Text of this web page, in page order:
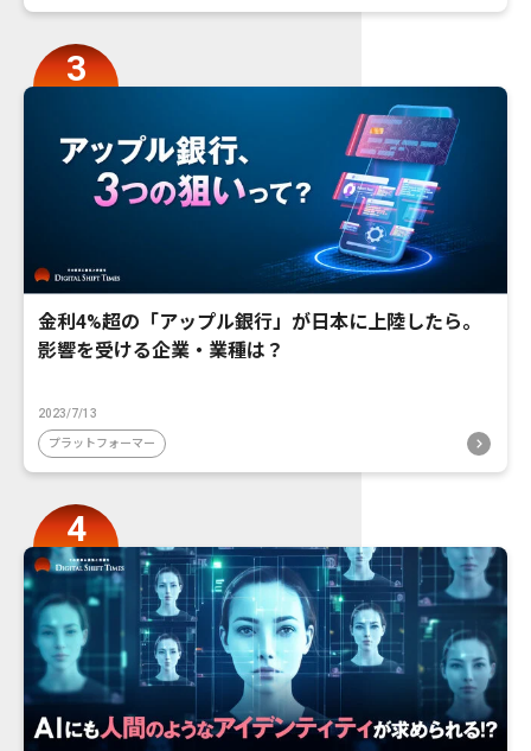
金利4%超の「アップル銀行」が日本に上陸したら。
影響を受ける企業・業種は？
2023/7/13
プラットフォーマー